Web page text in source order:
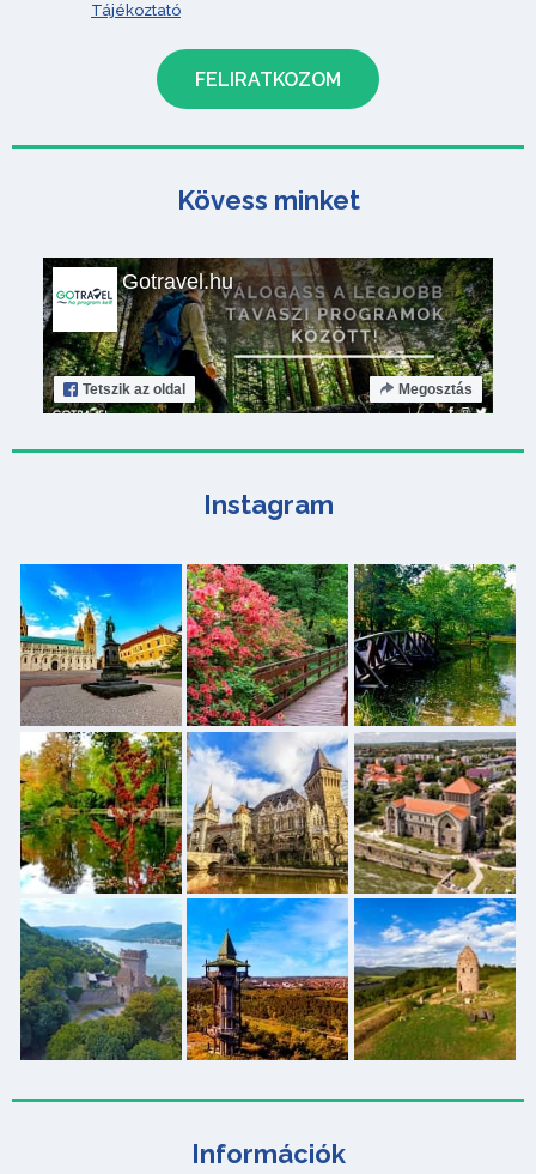
Információk
Tájékoztató
Kövess minket
Gotravel.hu
Tetszik az oldal Megosztás
Instagram